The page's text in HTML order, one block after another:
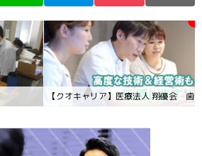
【クオキャリア】医療法人 翔優会 歯